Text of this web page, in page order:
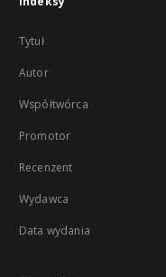
Tytuł
Autor
Współtwórca
Promotor
Recenzent
Wydawca
Data wydania